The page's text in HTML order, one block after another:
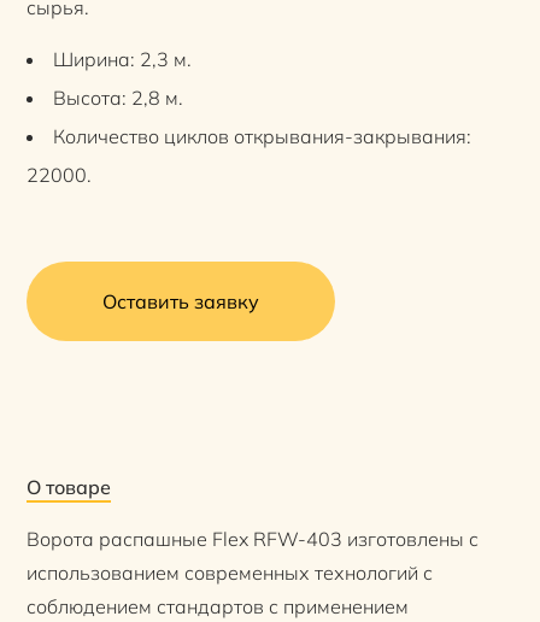
сырья.
Ширина: 2,3 м.
Высота: 2,8 м.
Количество циклов открывания-закрывания:
22000.
Оставить заявку
О товаре
Ворота распашные Flex RFW-403 изготовлены с
использованием современных технологий с
соблюдением стандартов с применением